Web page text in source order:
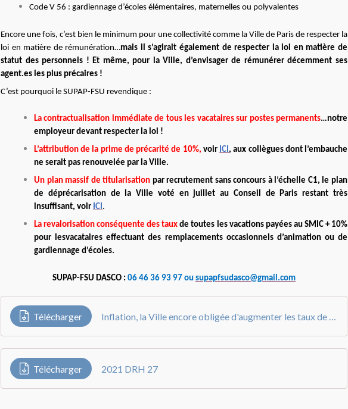
Code V 56 : gardiennage d’écoles élémentaires, maternelles ou polyvalentes
Encore une fois, c’est bien le minimum pour une collectivité comme la Ville de Paris de respecter la
loi en matière de rémunération…mais il s’agirait également de respecter la loi en matière de
statut des personnels ! Et même, pour la Ville, d’envisager de rémunérer décemment ses
agent.es les plus précaires !
C’est pourquoi le SUPAP-FSU revendique :
La contractualisation immédiate de tous les vacataires sur postes permanents…notre
employeur devant respecter la loi !
L’attribution de la prime de précarité de 10%, voir ICI, aux collègues dont l’embauche
ne serait pas renouvelée par la Ville.
Un plan massif de titularisation par recrutement sans concours à l’échelle C1, le plan
de déprécarisation de la Ville voté en juillet au Conseil de Paris restant très
insuffisant, voir ICI.
La revalorisation conséquente des tauxde toutes les vacations payées au SMIC + 10%
pour lesvacataires effectuant des remplacements occasionnels d’animation ou de
gardiennage d’écoles.
SUPAP-FSU DASCO : 06 46 36 93 97 ou supapfsudasco@gmail.com
Télécharger
Télécharger 2021 DRH 27